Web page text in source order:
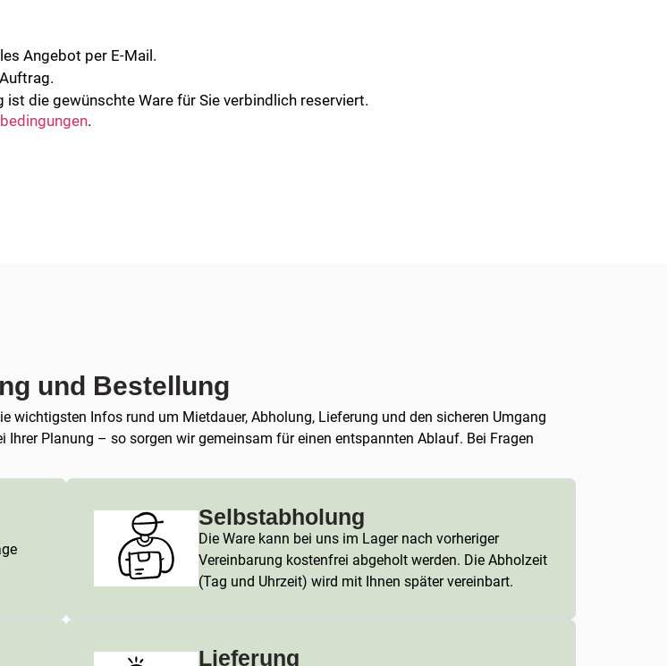
Angebot per E-Mail.
ist die gewünschte Ware für Sie verbindlich reserviert.
.
und Bestellung
wichtigsten Infos rund um Mietdauer, Abholung, Lieferung und den sicheren Umgang
Planung – so sorgen wir gemeinsam für einen entspannten Ablauf. Bei Fragen
Selbstabholung
Die Ware kann bei uns im Lager nach vorheriger
Vereinbarung kostenfrei abgeholt werden. Die Abholzeit
(Tag und Uhrzeit) wird mit Ihnen später vereinbart.
Lieferung